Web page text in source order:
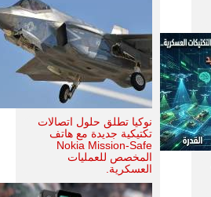
نوكيا تطلق حلول اتصالات
تكتيكية جديدة مع هاتف
Nokia Mission-Safe
المخصص للعمليات
العسكرية.